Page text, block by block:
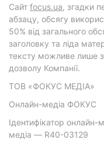
Cайт focus.ua, згадки
абзацу, обсягу
50% від загального
заголовку та ліда
тексту можливе лише
дозволу Компанії.
ТОВ «ФОКУС МЕДІА»
Онлайн-медіа ФОКУС
Ідентифікатор онлайн-
медіа — R40-03129